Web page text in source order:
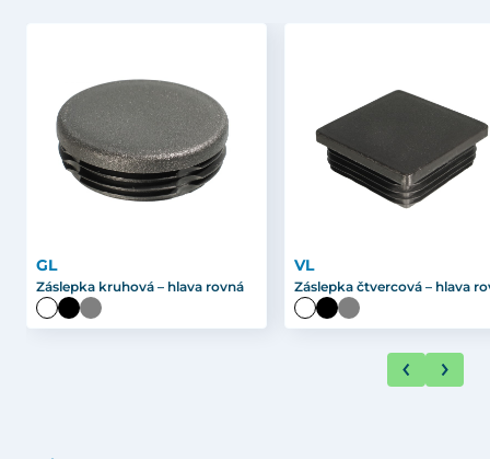
GL
Záslepka kruhová – hlava rovná
VL
Záslepka čtvercová – hlava